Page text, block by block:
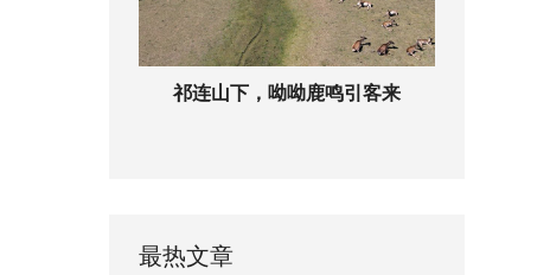
祁连山下，呦呦鹿鸣引客来
最热文章